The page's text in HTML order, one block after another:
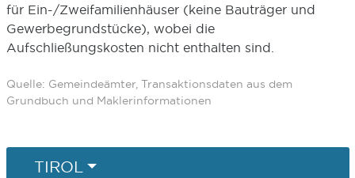
für Ein-/Zweifamilienhäuser (keine Bauträger und
Gewerbegrundstücke), wobei die
Aufschließungskosten nicht enthalten sind.
Quelle: Gemeindeämter, Transaktionsdaten aus dem
Grundbuch und Maklerinformationen
TIROL